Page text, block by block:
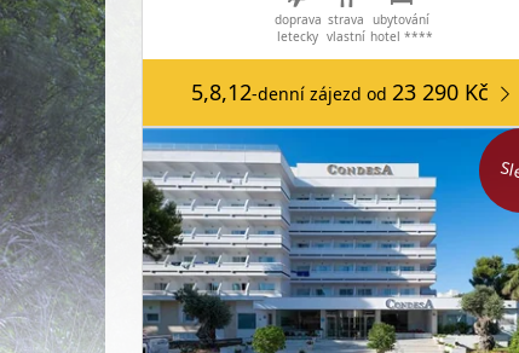
doprava
letecky
strava
vlastní
ubytování
hotel ****
5,8,12-denní zájezd od23 290 Kč